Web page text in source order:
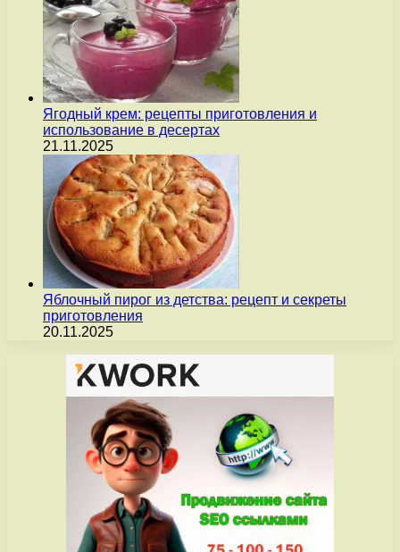
Ягодный крем: рецепты приготовления и
использование в десертах
21.11.2025
Яблочный пирог из детства: рецепт и секреты
приготовления
20.11.2025